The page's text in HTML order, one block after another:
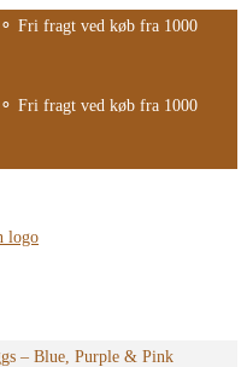
Fri fragt ved køb fra 1000
Fri fragt ved køb fra 1000
– Blue, Purple & Pink